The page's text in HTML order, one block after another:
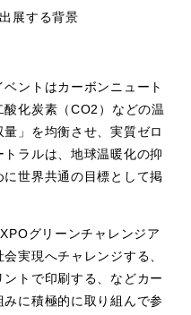
展する背景
ントはカーボンニュート
化炭素（CO2）などの温
」を均衡させ、実質ゼロ
ラルは、地球温暖化の抑
世界共通の目標として掲
グリーンチャレンジア
実現へチャレンジする、
トで印刷する、などカー
に積極的に取り組んで参